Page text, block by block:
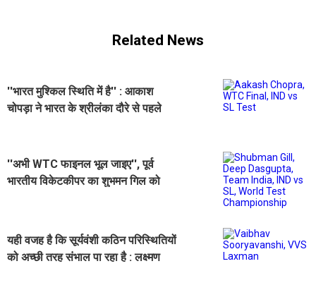
Related News
''भारत मुश्किल स्थिति में है'' : आकाश
चोपड़ा ने भारत के श्रीलंका दौरे से पहले
''अभी WTC फाइनल भूल जाइए'', पूर्व
भारतीय विकेटकीपर का शुभमन गिल को
यही वजह है कि सूर्यवंशी कठिन परिस्थितियों
को अच्छी तरह संभाल पा रहा है : लक्ष्मण